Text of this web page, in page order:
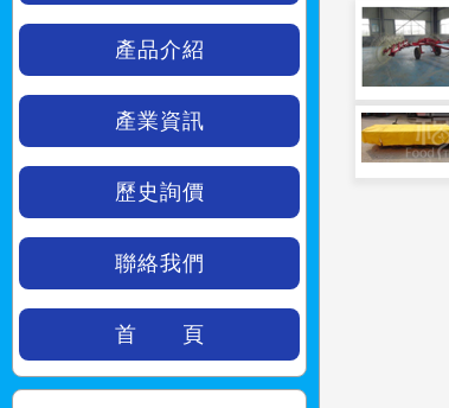
產品介紹
產業資訊
歷史詢價
聯絡我們
首 頁